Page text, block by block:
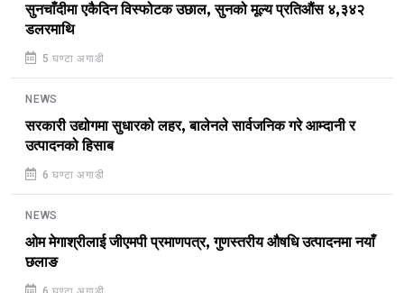
सुनचाँदीमा एकैदिन विस्फोटक उछाल, सुनको मूल्य प्रतिऔंस ४,३४२
डलरमाथि
5 घण्टा अगाडी
NEWS
सरकारी उद्योगमा सुधारको लहर, बालेनले सार्वजनिक गरे आम्दानी र
उत्पादनको हिसाब
6 घण्टा अगाडी
NEWS
ओम मेगाश्रीलाई जीएमपी प्रमाणपत्र, गुणस्तरीय औषधि उत्पादनमा नयाँ
छलाङ